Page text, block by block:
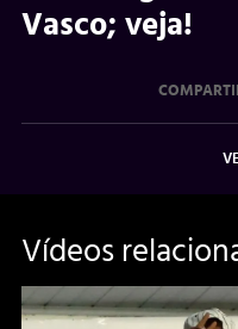
Vasco; veja!
Vídeos